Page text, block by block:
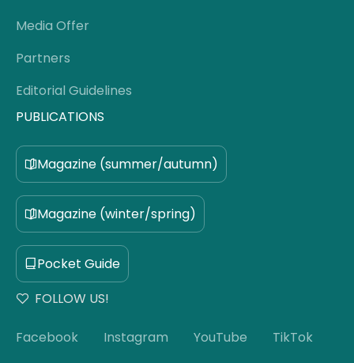
Media Offer
Partners
Editorial Guidelines
PUBLICATIONS
Magazine (summer/autumn)
Magazine (winter/spring)
Pocket Guide
FOLLOW US!
Facebook Instagram YouTube TikTok